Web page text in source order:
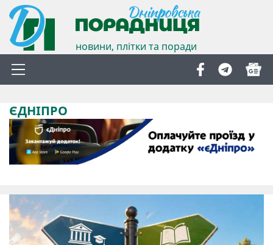
новини, плітки та поради
ЄДНІПРО